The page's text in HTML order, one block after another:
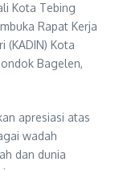
Kota Tebing
Rapat Kerja
(KADIN) Kota
Bagelen,
apresiasi atas
wadah
dan dunia